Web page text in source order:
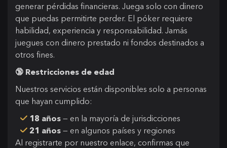
generar pérdidas financieras. Juega solo con dinero
que puedas permitirte perder. El póker requiere
habilidad, experiencia y responsabilidad. Jamás
juegues con dinero prestado ni fondos destinados a
otros fines.
🔞 Restricciones de edad
Nuestros servicios están disponibles solo a personas
que hayan cumplido:
18 años — en la mayoría de jurisdicciones
21 años — en algunos países y regiones
Al registrarte por nuestro enlace, confirmas que